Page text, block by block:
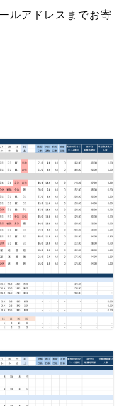
ルアドレスまでお寄